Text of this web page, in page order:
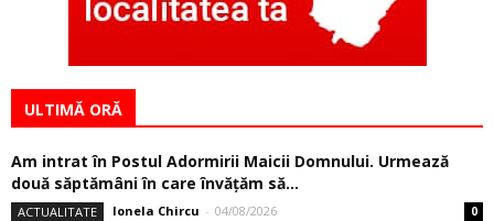
ULTIMĂ ORĂ
Am intrat în Postul Adormirii Maicii Domnului. Urmează
două săptămâni în care învăţăm să...
ACTUALITATE Ionela Chircu - 04/08/2026 0